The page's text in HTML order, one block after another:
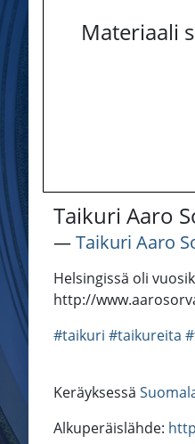
Materiaali
Taikuri Aaro
―Taikuri Aaro
Helsingissä oli
http://
#taikuri #taikureita
Keräyksessä
Alkuperäislähde: